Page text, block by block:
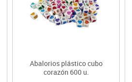
Abalorios plástico cubo
corazón 600 u.